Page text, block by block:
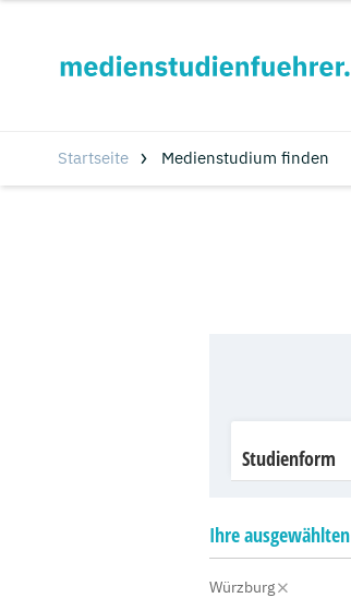
Startseite Medienstudium finden
Ihreausgewählten
Würzburg
Studienform